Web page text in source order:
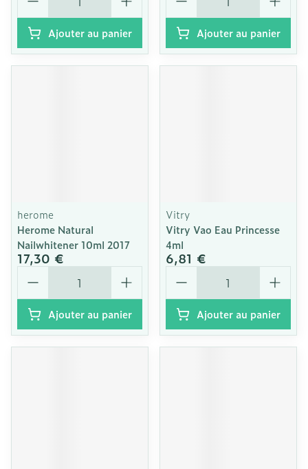
Ajouter au panier Ajouter au panier
herome
Herome Natural
Nailwhitener 10ml 2017
17,30 €
Quantité
Ajouter au panier
Vitry
Vitry Vao Eau Princesse
4ml
6,81 €
Quantité
Ajouter au panier